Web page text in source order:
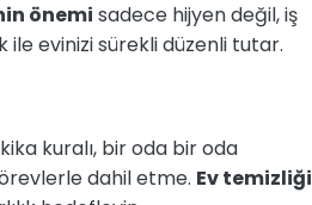
önemi sadece hijyen değil, iş
ile evinizi sürekli düzenli tutar.
kuralı, bir oda bir oda
dahil etme. Ev temizliği